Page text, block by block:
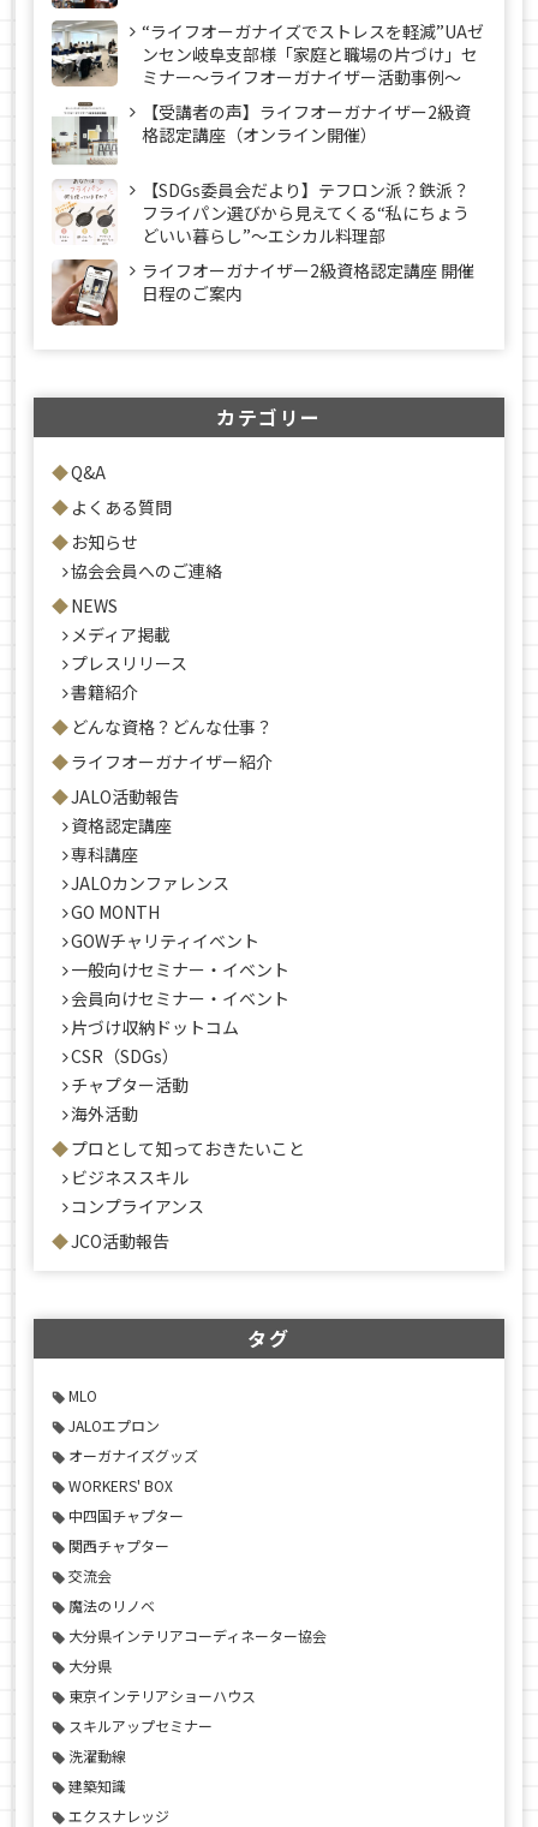
“ライフオーガナイズでストレスを軽減”UAゼ
ンセン岐阜支部様「家庭と職場の片づけ」セ
ミナー～ライフオーガナイザー活動事例〜
【受講者の声】ライフオーガナイザー2級資
格認定講座（オンライン開催）
【SDGs委員会だより】テフロン派？鉄派？
フライパン選びから見えてくる“私にちょう
どいい暮らし”～エシカル料理部
ライフオーガナイザー2級資格認定講座 開催
日程のご案内
カテゴリー
Q&A
よくある質問
お知らせ
協会会員へのご連絡
NEWS
メディア掲載
プレスリリース
書籍紹介
どんな資格？どんな仕事？
ライフオーガナイザー紹介
JALO活動報告
資格認定講座
専科講座
JALOカンファレンス
GO MONTH
GOWチャリティイベント
一般向けセミナー・イベント
会員向けセミナー・イベント
片づけ収納ドットコム
CSR（SDGs）
チャプター活動
海外活動
プロとして知っておきたいこと
ビジネススキル
コンプライアンス
JCO活動報告
タグ
MLO
JALOエプロン
オーガナイズグッズ
WORKERS' BOX
中四国チャプター
関西チャプター
交流会
魔法のリノベ
大分県インテリアコーディネーター協会
大分県
東京インテリアショーハウス
スキルアップセミナー
洗濯動線
建築知識
エクスナレッジ